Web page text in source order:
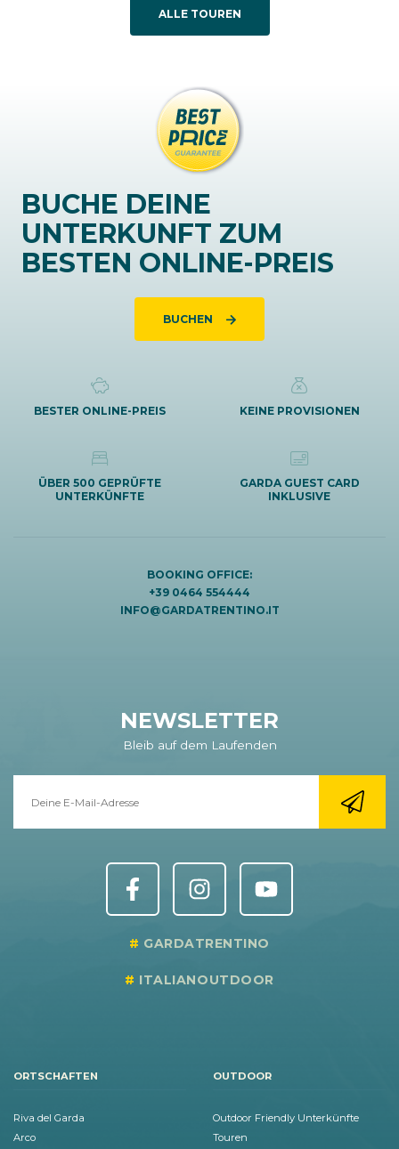
ALLE TOUREN
BUCHE DEINE
UNTERKUNFT ZUM
BESTEN ONLINE-PREIS
BUCHEN
BESTER ONLINE-PREIS KEINE PROVISIONEN
ÜBER 500 GEPRÜFTE
UNTERKÜNFTE
GARDA GUEST CARD
INKLUSIVE
BOOKING OFFICE:
+39 0464 554444
INFO@GARDATRENTINO.IT
NEWSLETTER
Bleib auf dem Laufenden
GARDATRENTINO
ITALIANOUTDOOR
ORTSCHAFTEN
Riva del Garda
Arco
OUTDOOR
Outdoor Friendly Unterkünfte
Touren